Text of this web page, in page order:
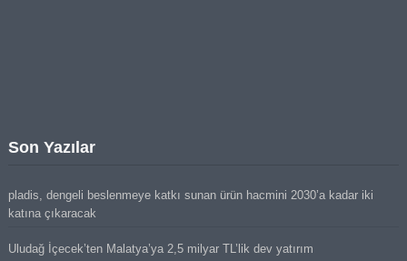
Son Yazılar
pladis, dengeli beslenmeye katkı sunan ürün hacmini 2030’a kadar iki
katına çıkaracak
Uludağ İçecek’ten Malatya’ya 2,5 milyar TL’lik dev yatırım